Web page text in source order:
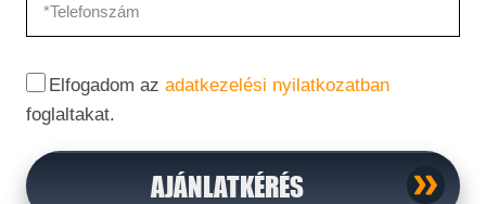
Elfogadom az adatkezelési nyilatkozatban
foglaltakat.
AJÁNLATKÉRÉS